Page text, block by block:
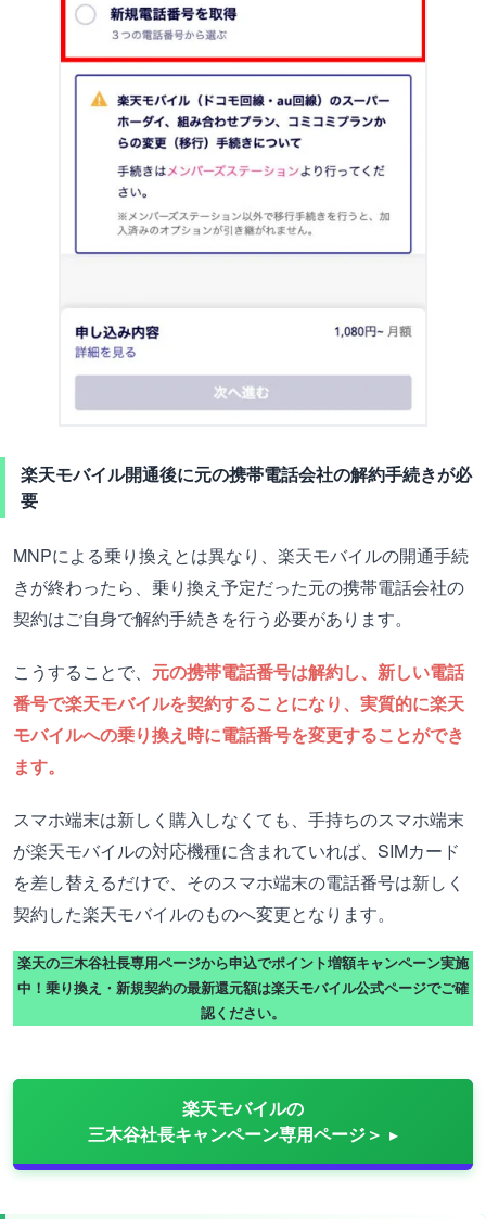
楽天モバイル開通後に元の携帯電話会社の解約手続きが必
要
MNPによる乗り換えとは異なり、楽天モバイルの開通手続
きが終わったら、乗り換え予定だった元の携帯電話会社の
契約はご自身で解約手続きを行う必要があります。
こうすることで、 元の携帯電話番号は解約し、新しい電話
番号で楽天モバイルを契約することになり、実質的に楽天
モバイルへの乗り換え時に電話番号を変更することができ
ます。
スマホ端末は新しく購入しなくても、手持ちのスマホ端末
が楽天モバイルの対応機種に含まれていれば、SIMカード
を差し替えるだけで、そのスマホ端末の電話番号は新しく
契約した楽天モバイルのものへ変更となります。
楽天の三木谷社長専用ページから申込でポイント増額キャンペーン実施
中！乗り換え・新規契約の最新還元額は楽天モバイル公式ページでご確
認ください。
楽天モバイルの
三木谷社長キャンペーン専用ページ＞